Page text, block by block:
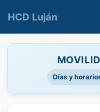
HCD Luján
Días y